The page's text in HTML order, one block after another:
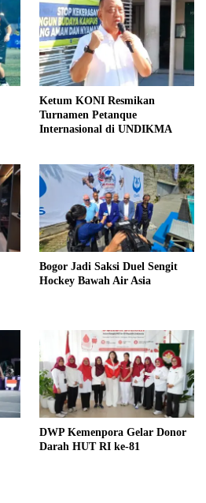
Ketum KONI Resmikan
Turnamen Petanque
Internasional di UNDIKMA
Bogor Jadi Saksi Duel Sengit
Hockey Bawah Air Asia
DWP Kemenpora Gelar Donor
Darah HUT RI ke-81